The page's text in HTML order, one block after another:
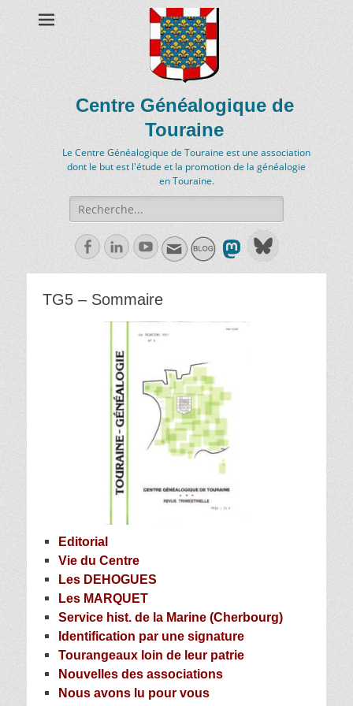
Centre Généalogique de
Touraine
Le Centre Généalogique de Touraine est une association
dont le but est l'étude et la promotion de la généalogie
en Touraine.
Recherche
de:
FacebookLinkedln
Youtube
TG5 – Sommaire
Editorial
Vie du Centre
Les DEHOGUES
Les MARQUET
Service hist. de la Marine (Cherbourg)
Identification par une signature
Tourangeaux loin de leur patrie
Nouvelles des associations
Nous avons lu pour vous